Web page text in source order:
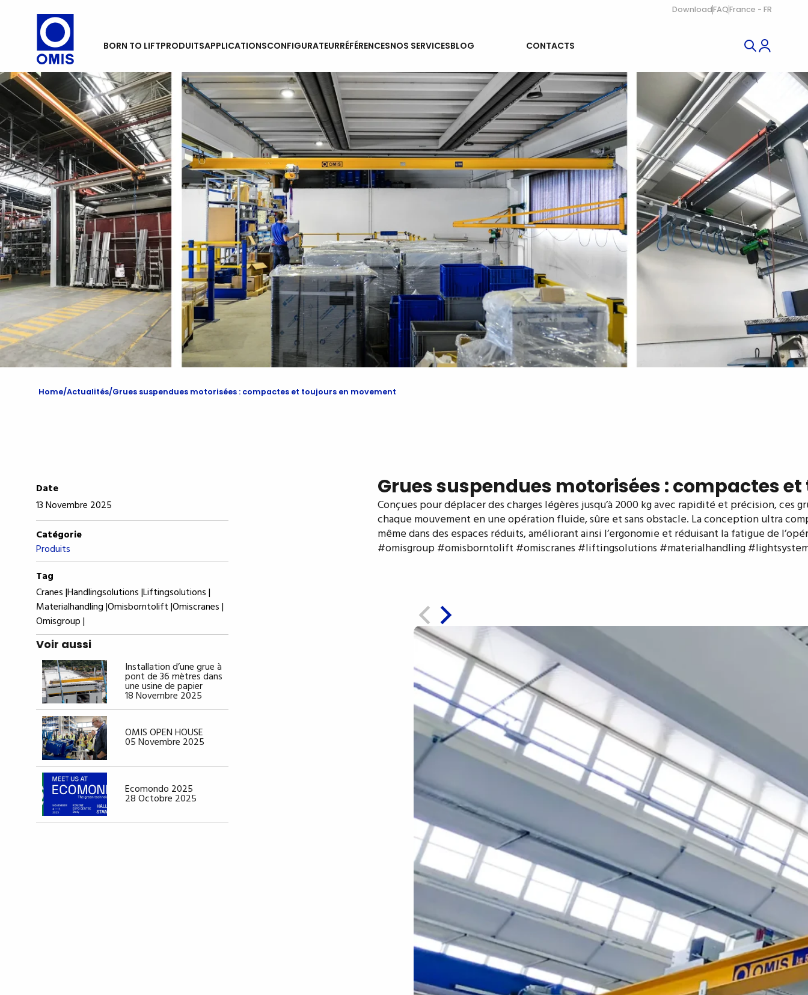
DownloadFAQ France - FR
BORN TO LIFTPRODUITSAPPLICATIONSCONFIGURATEURRÉFÉRENCESNOS SERVICESBLOG
CONTACTS
Home Actualités Grues suspendues motorisées : compactes et toujours en movement
Date
13 Novembre 2025
Catégorie
Produits
Tag
Cranes |Handlingsolutions |Liftingsolutions |
Materialhandling |Omisborntolift |Omiscranes |
Omisgroup |
Voir aussi
Installation d’une grue à
pont de 36 mètres dans
une usine de papier
18 Novembre 2025
OMIS OPEN HOUSE
05 Novembre 2025
Ecomondo 2025
28 Octobre 2025
Grues suspendues motorisées : compactes
Conçues pour déplacer des charges légères jusqu’à 2000 kg avec rapidité et précision,
chaque mouvement en une opération fluide, sûre et sans obstacle. La conception ultra
même dans des espaces réduits, améliorant ainsi l’ergonomie et réduisant la fatigue de
#omisgroup #omisborntolift #omiscranes #liftingsolutions #materialhandling